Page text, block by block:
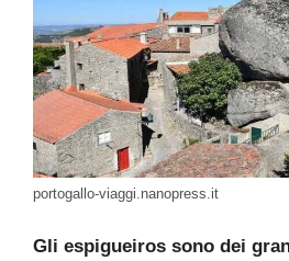
portogallo-viaggi.nanopress.it
Gli espigueiros sono dei